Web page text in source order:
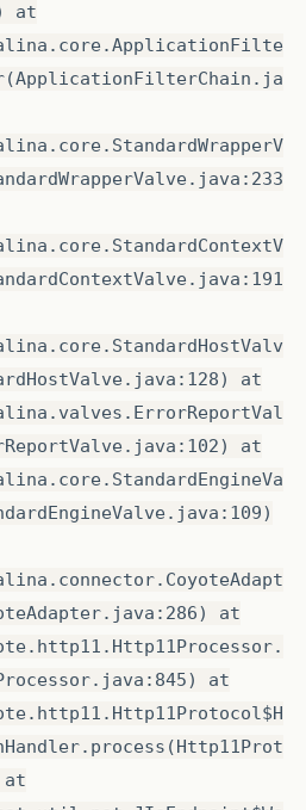
at
at
at
at
at
at